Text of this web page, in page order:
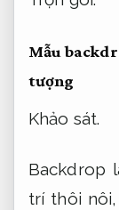
Mẫu
tượng
Khảo sát.
Backdrop
trí thôi